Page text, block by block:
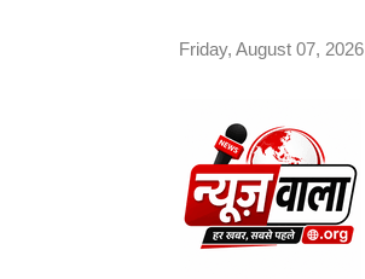
Friday, August 07, 2026